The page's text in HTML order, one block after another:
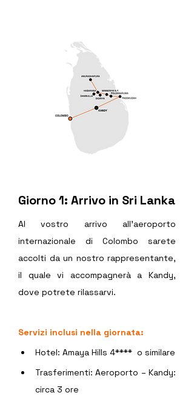
Al vostro arrivo all'aeroporto
internazionale di Colombo sarete
accolti da un nostro rappresentante,
il quale vi accompagnerà a Kandy,
dove potrete rilassarvi.
Servizi inclusi nella giornata:
Hotel: Amaya Hills 4****  o similare
Trasferimenti: Aeroporto – Kandy:
circa 3 ore